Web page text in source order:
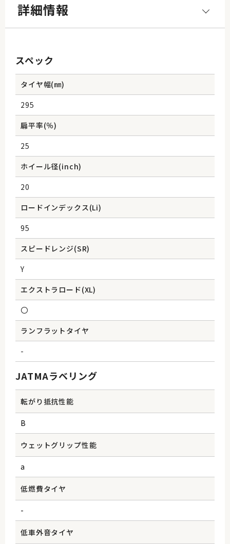
詳細情報
スペック
タイヤ幅(㎜)
295
扁平率(％)
25
ホイール径(inch)
20
ロードインデックス(Li)
95
スピードレンジ(SR)
Y
エクストラロード(XL)
〇
ランフラットタイヤ
-
JATMAラベリング
転がり抵抗性能
B
ウェットグリップ性能
a
低燃費タイヤ
-
低車外音タイヤ